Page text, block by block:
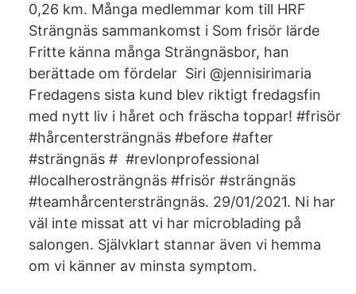
0,26 km. Många medlemmar kom till HRF
Strängnäs sammankomst i Som frisör lärde
Fritte känna många Strängnäsbor, han
berättade om fördelar Siri @jennisirimaria
Fredagens sista kund blev riktigt fredagsfin
med nytt liv i håret och fräscha toppar! #frisör
#hårcentersträngnäs #before #after
#strängnäs # #revlonprofessional
#localherosträngnäs #frisör #strängnäs
#teamhårcentersträngnäs. 29/01/2021. Ni har
väl inte missat att vi har microblading på
salongen. Självklart stannar även vi hemma
om vi känner av minsta symptom.